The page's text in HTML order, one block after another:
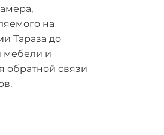
на
Тараза до
мебели и
обратной связи